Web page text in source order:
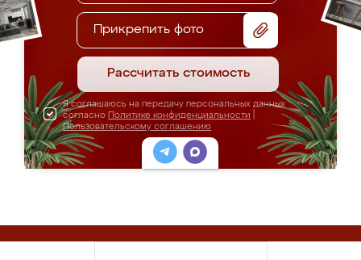
Прикрепить фото
Рассчитать стоимость
Я соглашаюсь на передачу персональных данных
согласно Политике конфиденциальности
Пользовательскому соглашению